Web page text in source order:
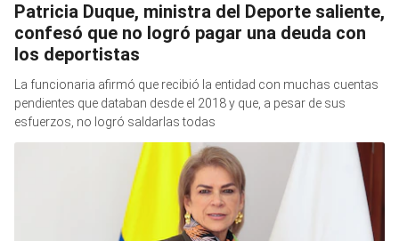
Patricia Duque, ministra del Deporte saliente,
confesó que no logró pagar una deuda con
los deportistas
La funcionaria afirmó que recibió la entidad con muchas cuentas
pendientes que databan desde el 2018 y que, a pesar de sus
esfuerzos, no logró saldarlas todas